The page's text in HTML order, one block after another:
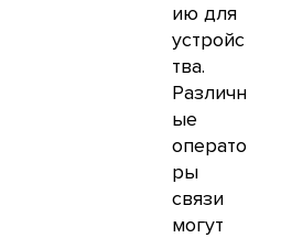
ию для
устройс
тва.
Различн
ые
операто
ры
связи
могут